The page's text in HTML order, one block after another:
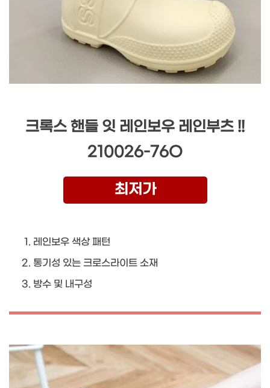
크록스 핸들 잇 레인보우 레인부츠 !!
210026-76O
최저가
레인보우 색상 패턴
통기성 있는 크로스라이트 소재
방수 및 내구성